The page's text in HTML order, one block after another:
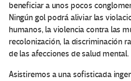
beneficiar a unos pocos
Ningún gol podrá aliviar las
humanos, la violencia contra las
recolonización, la discriminación
de las afecciones de salud mental.
Asistiremos a una sofisticada